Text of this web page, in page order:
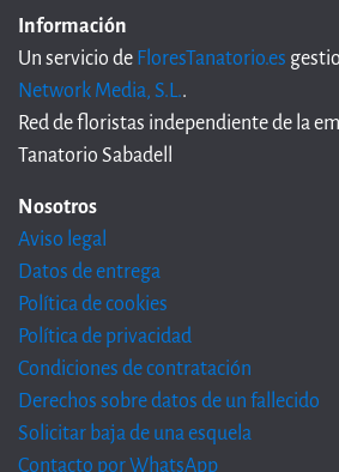
Información
Un servicio de FloresTanatorio.es
Network Media, S.L..
Red de floristas independiente de la
Tanatorio Sabadell
Nosotros
Aviso legal
Datos de entrega
Política de cookies
Política de privacidad
Condiciones de contratación
Derechos sobre datos de un fallecido
Solicitar baja de una esquela
Contacto por WhatsApp